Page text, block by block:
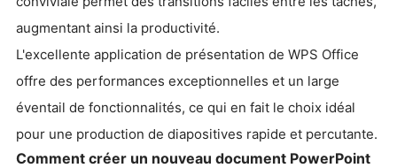
augmentant ainsi la productivité.
L'excellente application de présentation de WPS Office
offre des performances exceptionnelles et un large
éventail de fonctionnalités, ce qui en fait le choix idéal
pour une production de diapositives rapide et percutante.
Comment créer un nouveau document PowerPoint